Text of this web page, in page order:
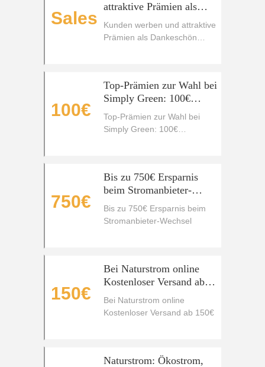
Sales
attraktive Prämien als
Dankeschön erhalten
Kunden werben und attraktive
Prämien als Dankeschön
100€
Top-Prämien zur Wahl bei
Simply Green: 100€
BestChoice-Gutschein,
Fahrräder und vieles
mehr!
Top-Prämien zur Wahl bei
Simply Green: 100€
750€
Bis zu 750€ Ersparnis
beim Stromanbieter-
Wechsel
Bis zu 750€ Ersparnis beim
Stromanbieter-Wechsel
150€
Bei Naturstrom online
Kostenloser Versand ab
150€
Bei Naturstrom online
Kostenloser Versand ab 150€
Naturstrom: Ökostrom,